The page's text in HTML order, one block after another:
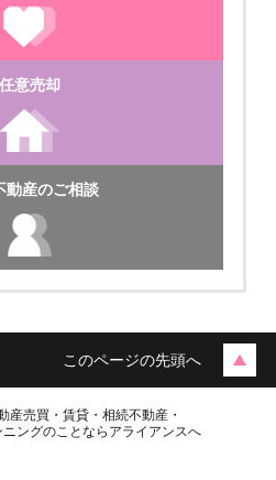
極駐車場
任意売却
動産のご相談
このページの先頭へ
産売買・賃貸・相続不動産・
ングのことならアライアンスへ